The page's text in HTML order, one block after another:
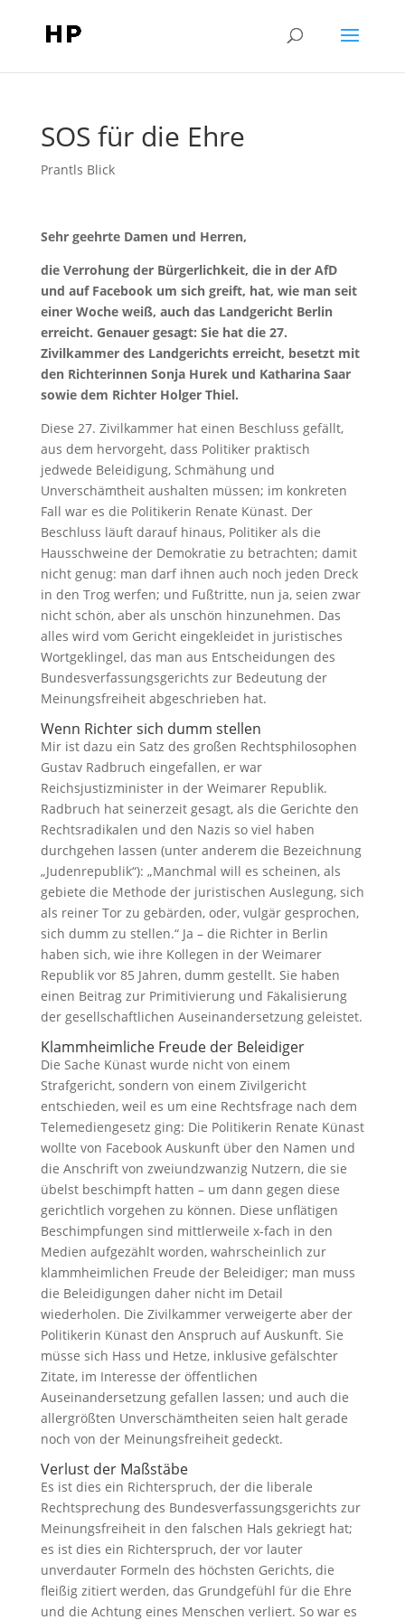
SOS für die Ehre
Prantls Blick
Sehr geehrte Damen und Herren,
die Verrohung der Bürgerlichkeit, die in der AfD
und auf Facebook um sich greift, hat, wie man seit
einer Woche weiß, auch das Landgericht Berlin
erreicht. Genauer gesagt: Sie hat die 27.
Zivilkammer des Landgerichts erreicht, besetzt mit
den Richterinnen Sonja Hurek und Katharina Saar
sowie dem Richter Holger Thiel.
Diese 27. Zivilkammer hat einen Beschluss gefällt,
aus dem hervorgeht, dass Politiker praktisch
jedwede Beleidigung, Schmähung und
Unverschämtheit aushalten müssen; im konkreten
Fall war es die Politikerin Renate Künast. Der
Beschluss läuft darauf hinaus, Politiker als die
Hausschweine der Demokratie zu betrachten; damit
nicht genug: man darf ihnen auch noch jeden Dreck
in den Trog werfen; und Fußtritte, nun ja, seien zwar
nicht schön, aber als unschön hinzunehmen. Das
alles wird vom Gericht eingekleidet in juristisches
Wortgeklingel, das man aus Entscheidungen des
Bundesverfassungsgerichts zur Bedeutung der
Meinungsfreiheit abgeschrieben hat.
Wenn Richter sich dumm stellen
Mir ist dazu ein Satz des großen Rechtsphilosophen
Gustav Radbruch eingefallen, er war
Reichsjustizminister in der Weimarer Republik.
Radbruch hat seinerzeit gesagt, als die Gerichte den
Rechtsradikalen und den Nazis so viel haben
durchgehen lassen (unter anderem die Bezeichnung
„Judenrepublik“): „Manchmal will es scheinen, als
gebiete die Methode der juristischen Auslegung, sich
als reiner Tor zu gebärden, oder, vulgär gesprochen,
sich dumm zu stellen.“ Ja – die Richter in Berlin
haben sich, wie ihre Kollegen in der Weimarer
Republik vor 85 Jahren, dumm gestellt. Sie haben
einen Beitrag zur Primitivierung und Fäkalisierung
der gesellschaftlichen Auseinandersetzung geleistet.
Klammheimliche Freude der Beleidiger
Die Sache Künast wurde nicht von einem
Strafgericht, sondern von einem Zivilgericht
entschieden, weil es um eine Rechtsfrage nach dem
Telemediengesetz ging: Die Politikerin Renate Künast
wollte von Facebook Auskunft über den Namen und
die Anschrift von zweiundzwanzig Nutzern, die sie
übelst beschimpft hatten – um dann gegen diese
gerichtlich vorgehen zu können. Diese unflätigen
Beschimpfungen sind mittlerweile x-fach in den
Medien aufgezählt worden, wahrscheinlich zur
klammheimlichen Freude der Beleidiger; man muss
die Beleidigungen daher nicht im Detail
wiederholen. Die Zivilkammer verweigerte aber der
Politikerin Künast den Anspruch auf Auskunft. Sie
müsse sich Hass und Hetze, inklusive gefälschter
Zitate, im Interesse der öffentlichen
Auseinandersetzung gefallen lassen; und auch die
allergrößten Unverschämtheiten seien halt gerade
noch von der Meinungsfreiheit gedeckt.
Verlust der Maßstäbe
Es ist dies ein Richterspruch, der die liberale
Rechtsprechung des Bundesverfassungsgerichts zur
Meinungsfreiheit in den falschen Hals gekriegt hat;
es ist dies ein Richterspruch, der vor lauter
unverdauter Formeln des höchsten Gerichts, die
fleißig zitiert werden, das Grundgefühl für die Ehre
und die Achtung eines Menschen verliert. So war es